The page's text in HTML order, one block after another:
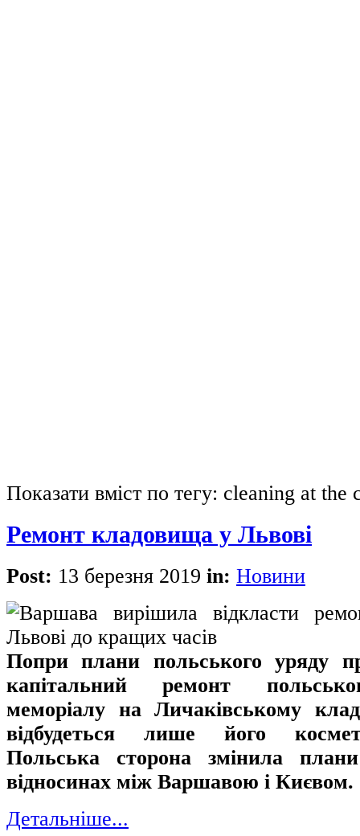
Показати вміст по тегу: cleaning at the
Ремонт кладовища у Львові
Post: 13 березня 2019 in: Новини
Попри плани польського уряду
капітальний ремонт
меморіалу на Личаківському
відбудеться лише його
Польська сторона змінила
відносинах між Варшавою і Києвом.
Детальніше...